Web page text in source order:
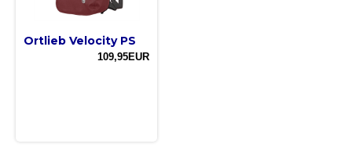
Ortlieb Velocity PS
109,95EUR